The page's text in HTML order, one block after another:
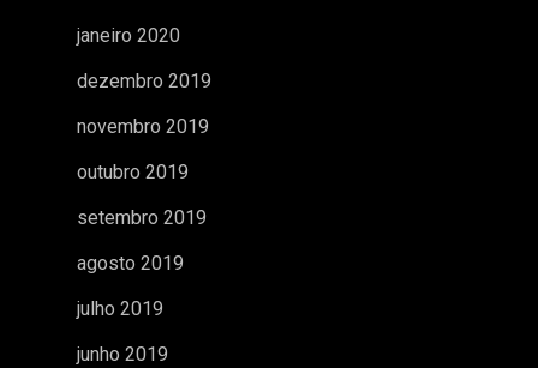
janeiro 2020
dezembro 2019
novembro 2019
outubro 2019
setembro 2019
agosto 2019
julho 2019
junho 2019